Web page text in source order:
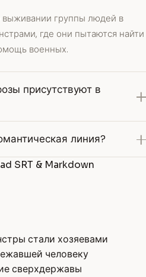
выживании группы людей в
где они пытаются найти
военных.
присутствуют в
линия?
SRT & Markdown
стали хозяевами
человеку
сверхдержавы